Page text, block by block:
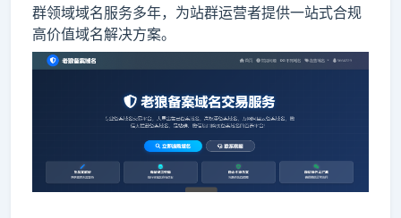
群领域域名服务多年，为站群运营者提供一站式合规
高价值域名解决方案。